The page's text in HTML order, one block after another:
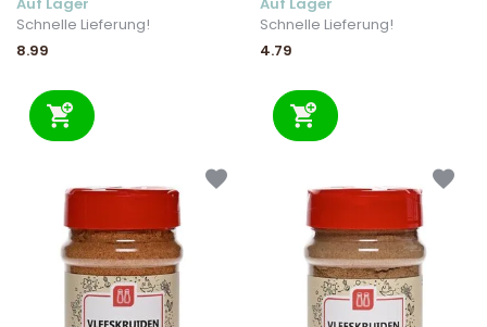
Schnelle Lieferung!
8.99
Schnelle Lieferung!
4.79